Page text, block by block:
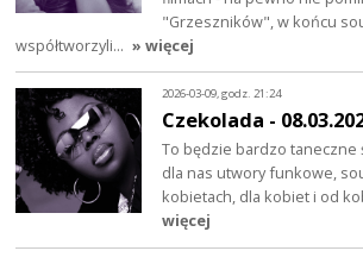
"Grzeszników", w końcu
współtworzyli… » więcej
2026-03-09, godz. 21:24
Czekolada -
To będzie bardzo taneczne
dla nas utwory funkowe,
kobietach, dla kobiet i od
więcej